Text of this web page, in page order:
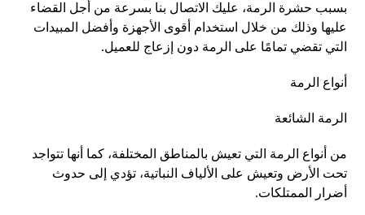
بسبب حشرة الرمة، عليك الاتصال بنا بسرعة من أجل القضاء
عليها وذلك من خلال استخدام أقوى الأجهزة وأفضل المبيدات
التي تقضي تمامًا على الرمة دون إزعاج للعميل.
أنواع الرمة
الرمة الشائعة
من أنواع الرمة التي تعيش بالمناطق المختلفة، كما أنها تتواجد
تحت الأرض وتعيش على الألياف النباتية، تؤدي إلى حدوث
أضرار الممتلكات.